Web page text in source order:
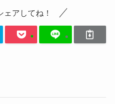
ェアしてね！